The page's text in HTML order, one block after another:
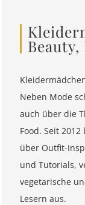
Neben Mode
auch über die
Food. Seit
über Outfit-
und Tutorials,
vegetarische
Lesern aus.